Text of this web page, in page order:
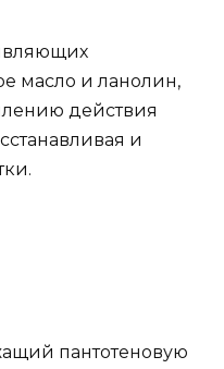
масло и ланолин,
действия
и
пантотеновую